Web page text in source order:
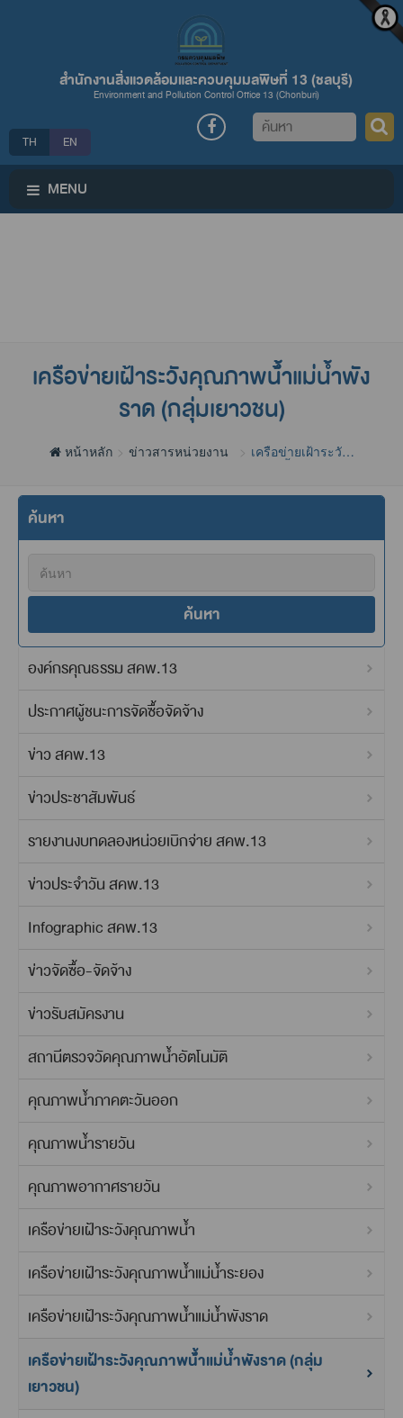
สำนักงานสิ่งแวดล้อมและควบคุมมลพิษที่ 13 (ชลบุรี)
Environment and Pollution Control Office 13 (Chonburi)
TH EN
ค้นหา
MENU
เครือข่ายเฝ้าระวังคุณภาพน้้ำแม่น้ำพัง
ราด (กลุ่มเยาวชน)
หน้าหลัก ข่าวสารหน่วยงาน
เครือข่ายเฝ้าระวัง
ค้นหา
ค้นหา
องค์กรคุณธรรม สคพ.13
ประกาศผู้ชนะการจัดซื้อจัดจ้าง
ข่าว สคพ.13
ข่าวประชาสัมพันธ์
รายงานงบทดลองหน่วยเบิกจ่าย สคพ.13
ข่าวประจำวัน สคพ.13
Infographic สคพ.13
ข่าวจัดซื้อ-จัดจ้าง
ข่าวรับสมัครงาน
สถานีตรวจวัดคุณภาพน้ำอัตโนมัติ
คุณภาพน้ำภาคตะวันออก
คุณภาพน้ำรายวัน
คุณภาพอากาศรายวัน
เครือข่ายเฝ้าระวังคุณภาพน้ำ
เครือข่ายเฝ้าระวังคุณภาพน้ำแม่น้ำระยอง
เครือข่ายเฝ้าระวังคุณภาพน้ำแม่น้ำพังราด
เครือข่ายเฝ้าระวังคุณภาพน้้ำแม่น้ำพังราด (กลุ่ม
เยาวชน)